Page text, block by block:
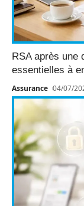
RSA après une
essentielles à
Assurance 04/07/